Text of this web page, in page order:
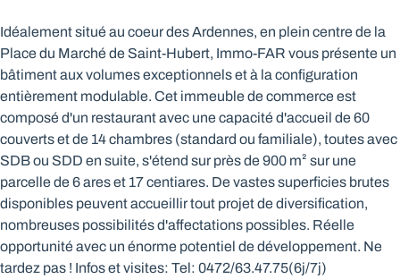
Idéalement situé au coeur des Ardennes, en plein centre de la
Place du Marché de Saint-Hubert, Immo-FAR vous présente un
bâtiment aux volumes exceptionnels et à la configuration
entièrement modulable. Cet immeuble de commerce est
composé d'un restaurant avec une capacité d'accueil de 60
couverts et de 14 chambres (standard ou familiale), toutes avec
SDB ou SDD en suite, s'étend sur près de 900 m² sur une
parcelle de 6 ares et 17 centiares. De vastes superficies brutes
disponibles peuvent accueillir tout projet de diversification,
nombreuses possibilités d'affectations possibles. Réelle
opportunité avec un énorme potentiel de développement. Ne
tardez pas ! Infos et visites: Tel: 0472/63.47.75(6j/7j)